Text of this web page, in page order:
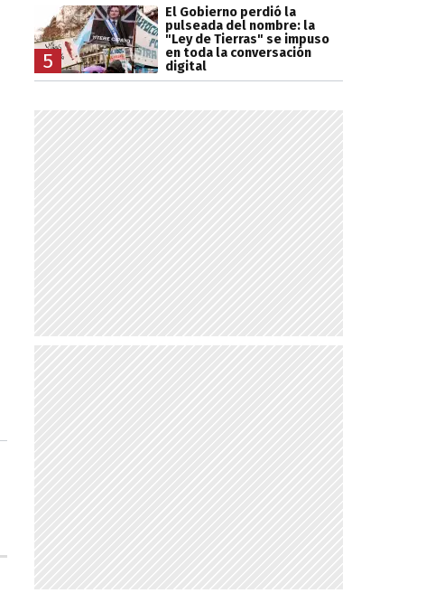
5
El Gobierno perdió la
pulseada del nombre: la
"Ley de Tierras" se impuso
en toda la conversación
digital